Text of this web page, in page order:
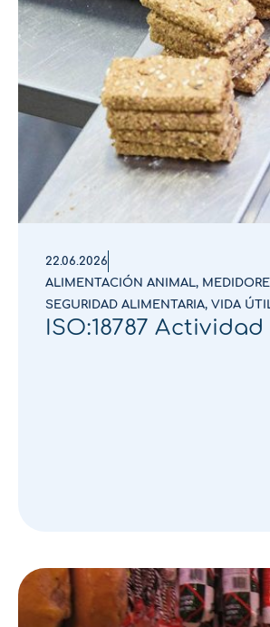
22.06.2026
ALIMENTACIÓN ANIMAL,
SEGURIDAD ALIMENTARIA, VIDA
ISO:18787